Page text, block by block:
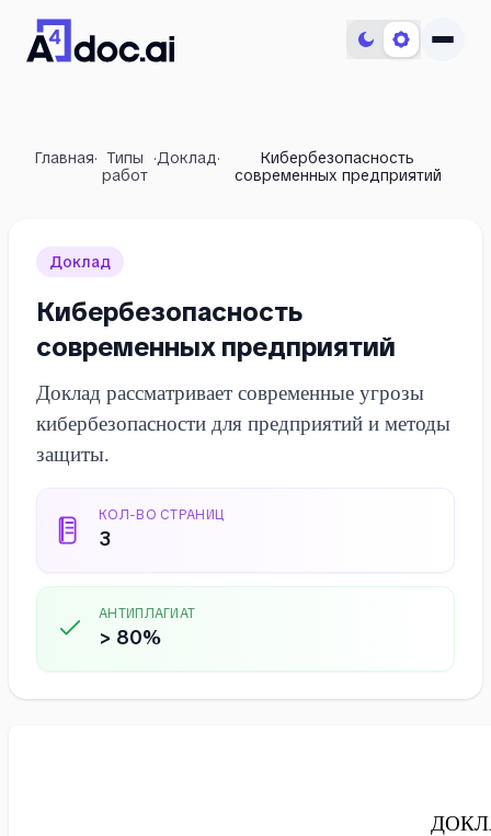
Главная· Типы
работ
·Доклад·
Кибербезопасность
современных предприятий
Доклад
Кибербезопасность
современных предприятий
Доклад рассматривает современные угрозы
кибербезопасности для предприятий и методы
защиты.
КОЛ-ВО СТРАНИЦ
3
АНТИПЛАГИАТ
> 80%